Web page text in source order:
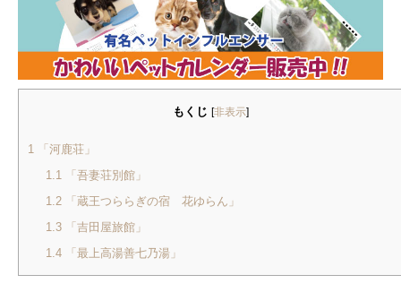
もくじ [非表示]
1
「河鹿荘」
1.1
「吾妻荘別館」
1.2「蔵王つららぎの宿 花ゆらん」
1.3「吉田屋旅館」
1.4「最上高湯善七乃湯」